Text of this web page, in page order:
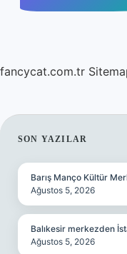
fancycat.com.tr
SIDEBAR
SON YAZILAR
Barış Manço Kültür
Ağustos 5, 2026
Balıkesir merkezden
Ağustos 5, 2026